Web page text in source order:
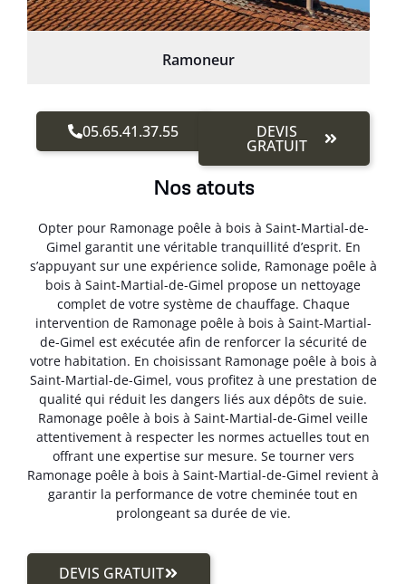
Ramoneur
05.65.41.37.55 DEVIS
GRATUIT
Nos atouts
Opter pour Ramonage poêle à bois à Saint-Martial-de-
Gimel garantit une véritable tranquillité d’esprit. En
s’appuyant sur une expérience solide, Ramonage poêle à
bois à Saint-Martial-de-Gimel propose un nettoyage
complet de votre système de chauffage. Chaque
intervention de Ramonage poêle à bois à Saint-Martial-
de-Gimel est exécutée afin de renforcer la sécurité de
votre habitation. En choisissant Ramonage poêle à bois à
Saint-Martial-de-Gimel, vous profitez à une prestation de
qualité qui réduit les dangers liés aux dépôts de suie.
Ramonage poêle à bois à Saint-Martial-de-Gimel veille
attentivement à respecter les normes actuelles tout en
offrant une expertise sur mesure. Se tourner vers
Ramonage poêle à bois à Saint-Martial-de-Gimel revient à
garantir la performance de votre cheminée tout en
prolongeant sa durée de vie.
DEVIS GRATUIT